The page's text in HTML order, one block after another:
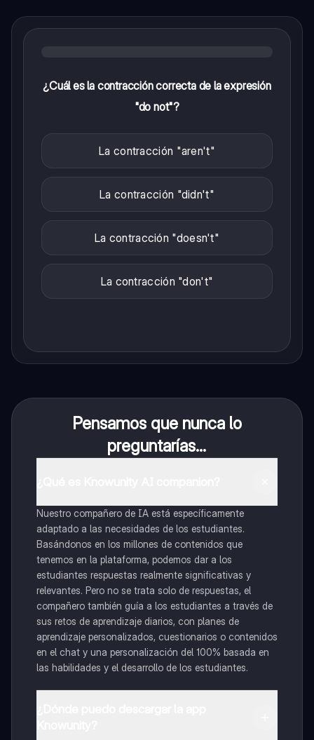
¿Cuál es la contracción correcta de la expresión
"do not"?
La contracción "aren't"
La contracción "didn't"
La contracción "doesn't"
La contracción "don't"
Pensamos que nunca lo
preguntarías...
Nuestro compañero de IA está específicamente
adaptado a las necesidades de los estudiantes.
Basándonos en los millones de contenidos que
tenemos en la plataforma, podemos dar a los
estudiantes respuestas realmente significativas y
relevantes. Pero no se trata solo de respuestas, el
compañero también guía a los estudiantes a través de
sus retos de aprendizaje diarios, con planes de
aprendizaje personalizados, cuestionarios o contenidos
en el chat y una personalización del 100% basada en
las habilidades y el desarrollo de los estudiantes.